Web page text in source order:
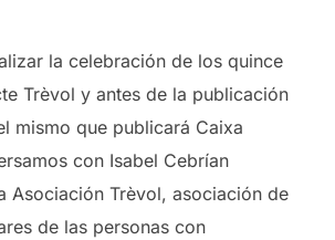
la celebración de los quince
Trèvol y antes de la publicación
mismo que publicará Caixa
con Isabel Cebrían
Asociación Trèvol, asociación de
de las personas con